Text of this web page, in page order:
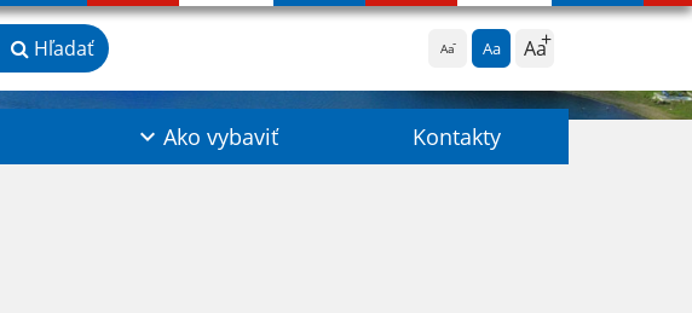
Aa Aa Aa
Hľadať
Ako vybaviť Kontakty